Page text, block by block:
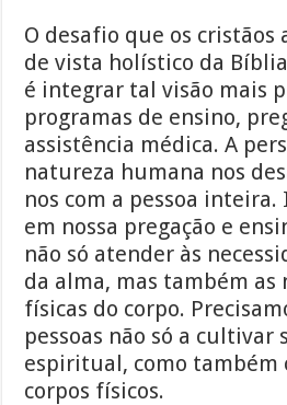
O desafio que os cristãos
de vista holístico da
é integrar tal visão mais
programas de ensino,
assistência médica. A
natureza humana nos
nos com a pessoa
em nossa pregação e
não só atender às
da alma, mas também as
físicas do corpo.
pessoas não só a cultivar
espiritual, como também
corpos físicos.